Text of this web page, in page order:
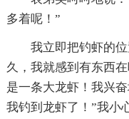
多着呢！”
我立即把钓虾的
久，我就感到有东西
是一条大龙虾！我兴
我钓到龙虾了！”我小